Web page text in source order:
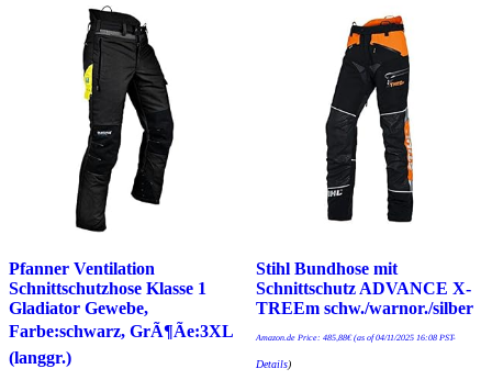
Pfanner Ventilation
Schnittschutzhose Klasse 1
Gladiator Gewebe,
Farbe:schwarz, GrÃ¶Ãe:3XL
(langgr.)
Stihl Bundhose mit
Schnittschutz ADVANCE X-
TREEm schw./warnor./silber
Amazon.de Price: 485,88€(as of 04/11/2025 16:08 PST-
Details)